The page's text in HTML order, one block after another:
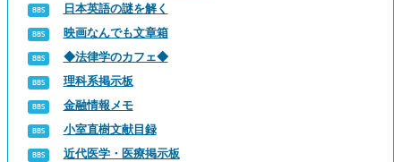
日本英語の謎を解く
映画なんでも文章箱
◆法律学のカフェ◆
理科系掲示板
金融情報メモ
小室直樹文献目録
近代医学・医療掲示板